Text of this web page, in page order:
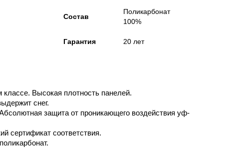
Состав
Поликарбонат
100%
Гарантия 20 лет
Высокая плотность панелей.
снег.
защита от проникающего воздействия уф-
сертификат соответствия.